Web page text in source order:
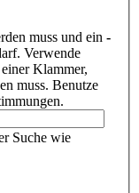
muss und ein -
Verwende
Klammer,
muss. Benutze
Suche wie